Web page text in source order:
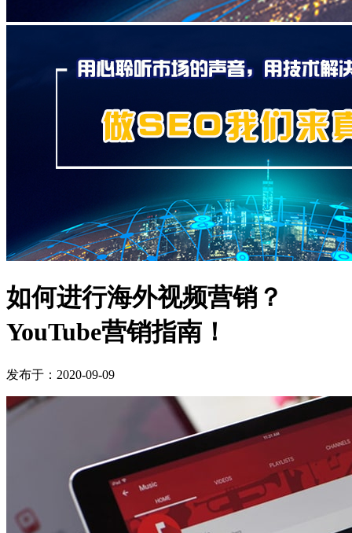
如何进行海外视频营销？
YouTube营销指南！
发布于：2020-09-09